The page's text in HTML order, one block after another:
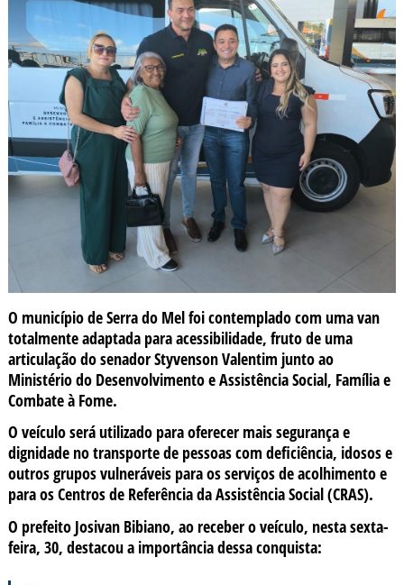
O município de Serra do Mel foi contemplado com uma van
totalmente adaptada para acessibilidade, fruto de uma
articulação do senador Styvenson Valentim junto ao
Ministério do Desenvolvimento e Assistência Social, Família e
Combate à Fome.
O veículo será utilizado para oferecer mais segurança e
dignidade no transporte de pessoas com deficiência, idosos e
outros grupos vulneráveis para os serviços de acolhimento e
para os Centros de Referência da Assistência Social (CRAS).
O prefeito Josivan Bibiano, ao receber o veículo, nesta sexta-
feira, 30, destacou a importância dessa conquista: